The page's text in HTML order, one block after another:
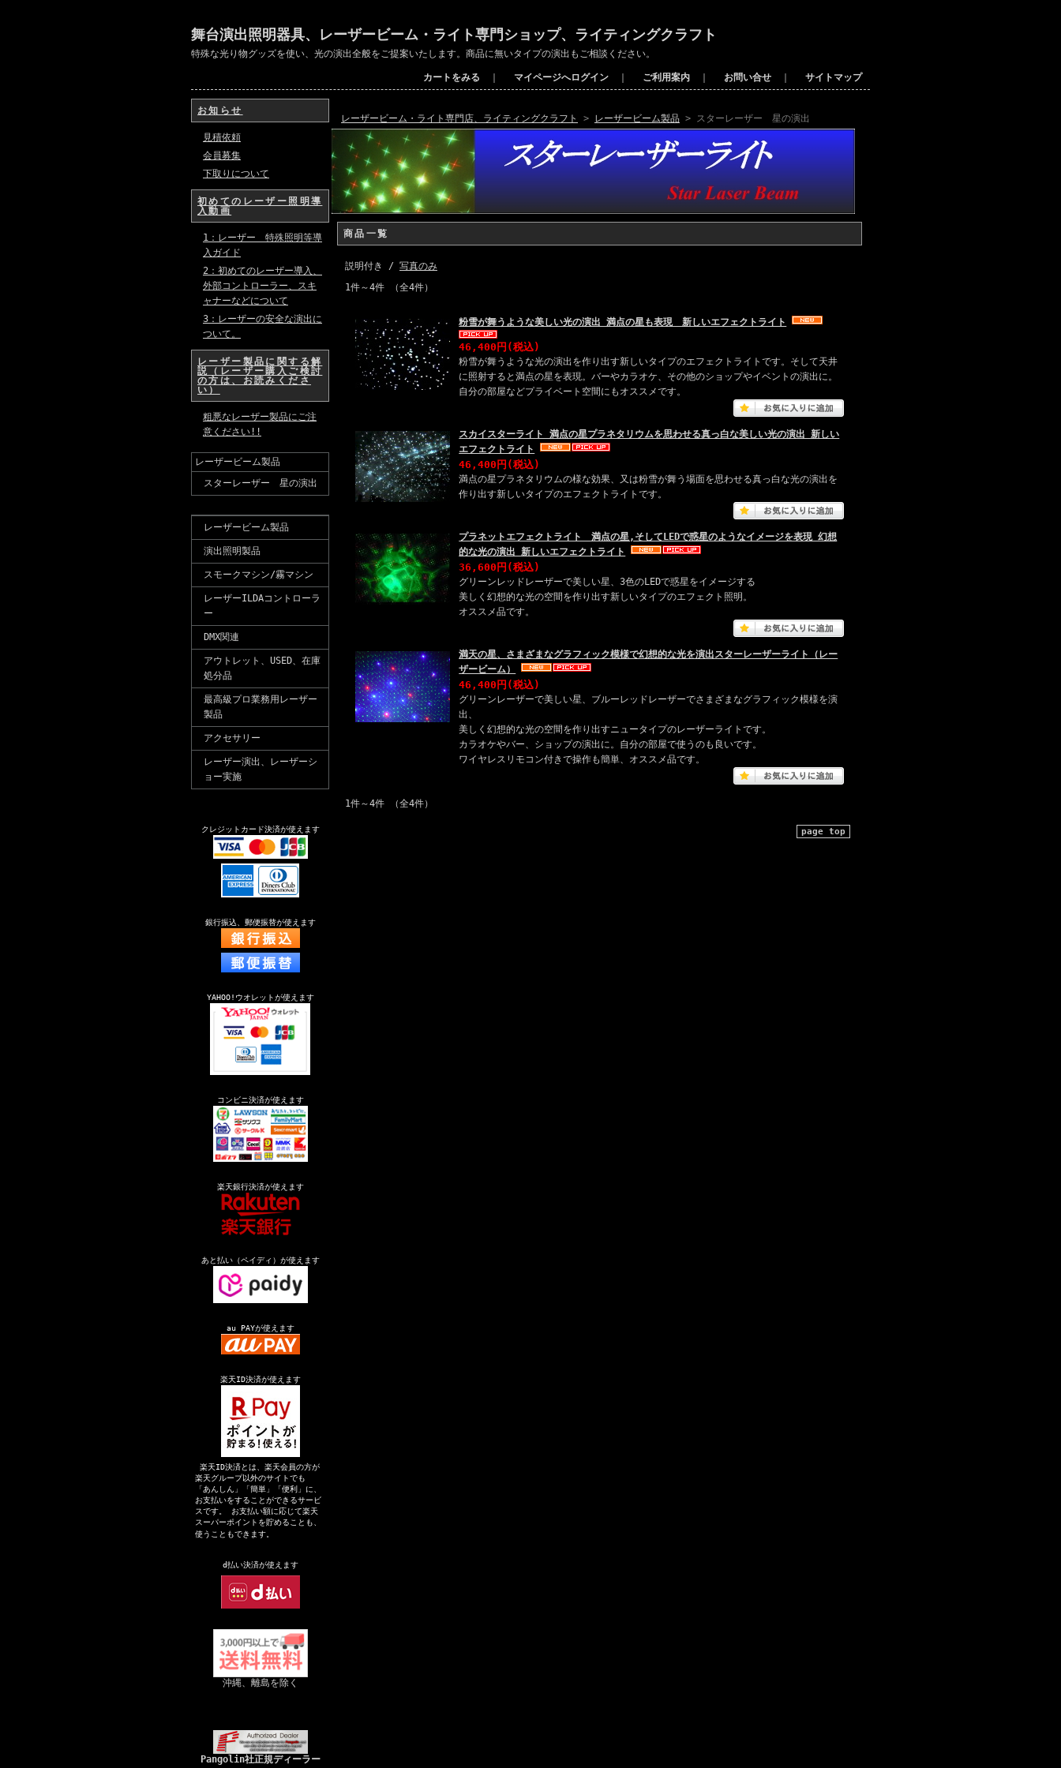
舞台演出照明器具、レーザービーム・ライト専門ショップ、ライティングクラフト
特殊な光り物グッズを使い、光の演出全般をご提案いたします。商品に無いタイプの演出もご相談ください。
カートをみる マイページへログイン ご利用案内 お問い合せ サイトマップ
お知らせ
見積依頼
会員募集
下取りについて
初めてのレーザー照明導
入動画
1：レーザー 特殊照明等導
入ガイド
2：初めてのレーザー導入、
外部コントローラー、スキ
ャナーなどについて
3：レーザーの安全な演出に
ついて。
レーザー製品に関する解
説（レーザー購入ご検討
の方は、お読みくださ
い）
粗悪なレーザー製品にご注
意ください!!
レーザービーム製品
スターレーザー 星の演出
レーザービーム製品
演出照明製品
スモークマシン/霧マシン
レーザーILDAコントローラ
ー
DMX関連
アウトレット、USED、在庫
処分品
最高級プロ業務用レーザー
製品
アクセサリー
レーザー演出、レーザーシ
ョー実施
クレジットカード決済が使えます
銀行振込、郵便振替が使えます
YAHOO!ウオレットが使えます
コンビニ決済が使えます
楽天銀行決済が使えます
あと払い（ペイディ）が使えます
au PAYが使えます
楽天ID決済が使えます
楽天ID決済とは、楽天会員の方が
楽天グループ以外のサイトでも
「あんしん」「簡単」「便利」に、
お支払いをすることができるサービ
スです。 お支払い額に応じて楽天
スーパーポイントを貯めることも、
使うこともできます。
d払い決済が使えます
沖縄、離島を除く
Pangolin社正規ディーラー
レーザービーム・ライト専門店、ライティングクラフト > レーザービーム製品 > スターレーザー 星の演出
商品一覧
説明付き / 写真のみ
1件～4件 （全4件）
粉雪が舞うような美しい光の演出 満点の星も表現 新しいエフェクトライト
46,400円 (税込)
粉雪が舞うような光の演出を作り出す新しいタイプのエフェクトライトです。そして天井
に照射すると満点の星を表現。バーやカラオケ、その他のショップやイベントの演出に。
自分の部屋などプライベート空間にもオススメです。
スカイスターライト 満点の星プラネタリウムを思わせる真っ白な美しい光の演出 新しい
エフェクトライト
46,400円 (税込)
満点の星プラネタリウムの様な効果、又は粉雪が舞う場面を思わせる真っ白な光の演出を
作り出す新しいタイプのエフェクトライトです。
プラネットエフェクトライト 満点の星,そしてLEDで惑星のようなイメージを表現 幻想
的な光の演出 新しいエフェクトライト
36,600円 (税込)
グリーンレッドレーザーで美しい星、3色のLEDで惑星をイメージする
美しく幻想的な光の空間を作り出す新しいタイプのエフェクト照明。
オススメ品です。
満天の星、さまざまなグラフィック模様で幻想的な光を演出スターレーザーライト（レー
ザービーム）
46,400円 (税込)
グリーンレーザーで美しい星、ブルーレッドレーザーでさまざまなグラフィック模様を演
出、
美しく幻想的な光の空間を作り出すニュータイプのレーザーライトです。
カラオケやバー、ショップの演出に。自分の部屋で使うのも良いです。
ワイヤレスリモコン付きで操作も簡単、オススメ品です。
1件～4件 （全4件）
page top